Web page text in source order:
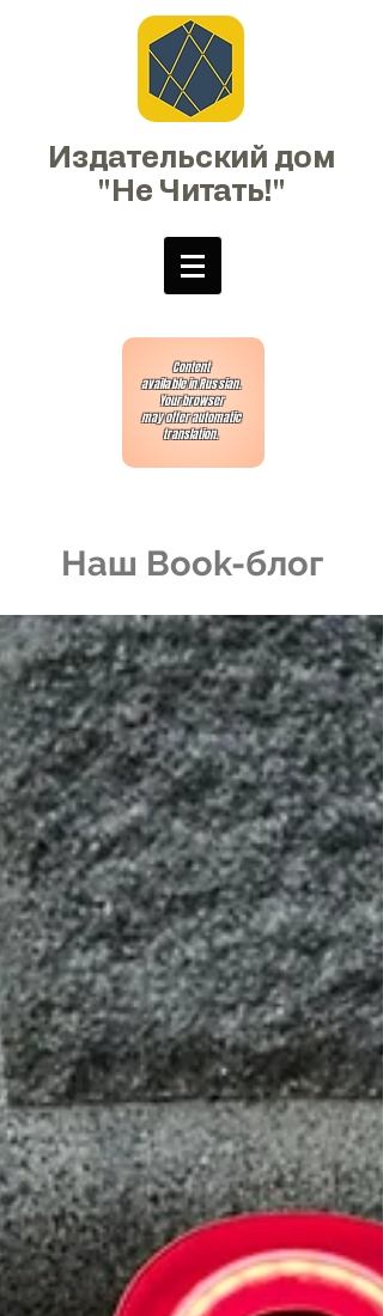
Издательский дом
"Не Читать!"
Content
available in Russian.
Your browser
may offer automatic
translation.
Наш Book-блог